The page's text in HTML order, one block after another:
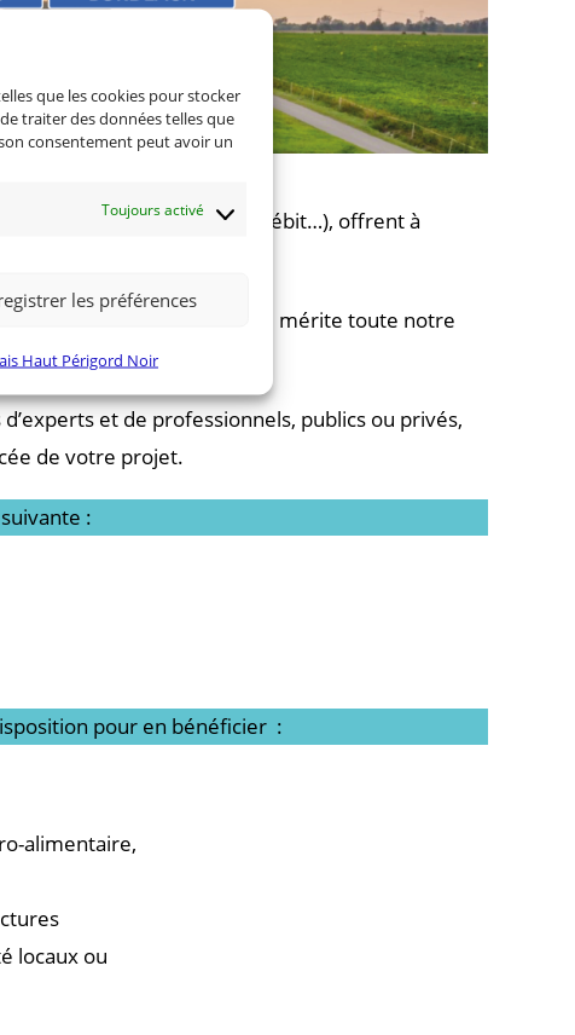
que les cookies pour stocker
traiter des données telles que
consentement peut avoir un
Toujours activé
les préférences
Haut Périgord Noir
viabilisation, accès haut débit…), offrent à
unique, chaque initiative mérite toute notre
vos besoins.
et de professionnels, publics ou privés,
de votre projet.
:
pour en bénéficier :
alimentaire,
locaux ou